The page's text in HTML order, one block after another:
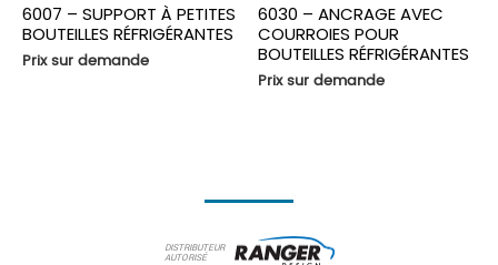
6007 – SUPPORT À PETITES
BOUTEILLES RÉFRIGÉRANTES
Prix sur demande
6030 – ANCRAGE AVEC
COURROIES POUR
BOUTEILLES RÉFRIGÉRANTES
Prix sur demande
DISTRIBUTEUR
AUTORISÉ